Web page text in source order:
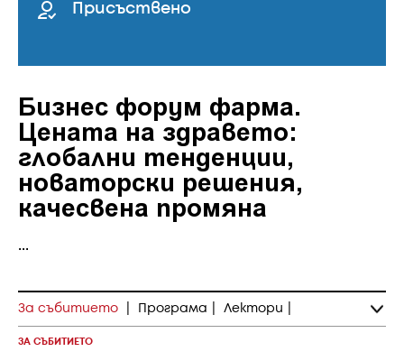
Присъствено
Бизнес форум фарма.
Цената на здравето:
глобални тенденции,
новаторски решения,
качесвена промяна
...
За събитието Програма Лектори
ЗА СЪБИТИЕТО